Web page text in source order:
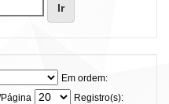
Em ordem:
Registro(s):